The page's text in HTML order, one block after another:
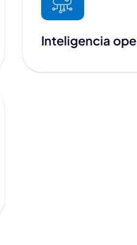
Inteligencia